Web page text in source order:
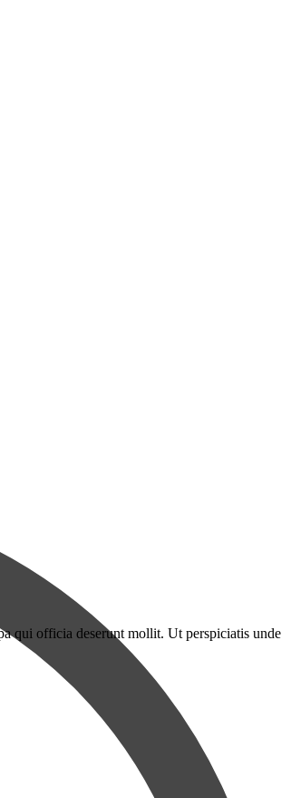
qui officia deserunt mollit. Ut perspiciatis unde